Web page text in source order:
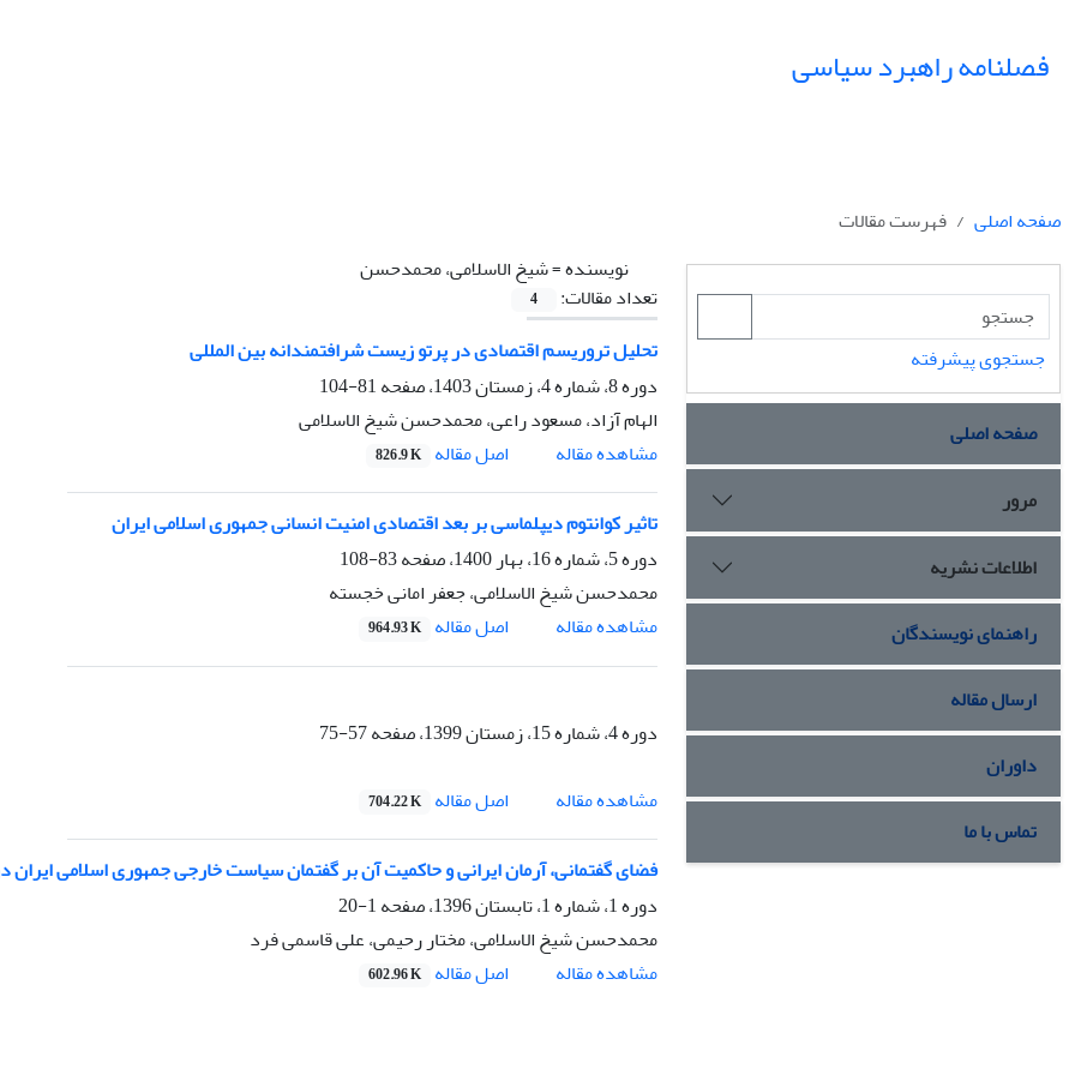
فصلنامه راهبرد سیاسی
صفحه اصلی
فهرست مقالات
نویسنده =شیخ الاسلامی، محمدحسن
تعداد مقالات:
4
تحلیل تروریسم اقتصادی در پرتو زیست شرافتمندانه بین المللی
دوره 8، شماره 4، زمستان 1403، صفحه
81-104
الهام آزاد، مسعود راعی، محمدحسن شیخ الاسلامی
مشاهده مقاله
اصل مقاله 826.9 K
تاثیر کوانتوم دیپلماسی بر بعد اقتصادی امنیت انسانی جمهوری اسلامی ایران
دوره 5، شماره 16، بهار 1400، صفحه
83-108
محمدحسن شیخ الاسلامی، جعفر امانی خجسته
مشاهده مقاله
اصل مقاله 964.93 K
دوره 4، شماره 15، زمستان 1399، صفحه
57-75
مشاهده مقاله
اصل مقاله 704.22 K
فضای گفتمانی، آرمان ایرانی و حاکمیت آن بر گفتمان سیاست خارجی جمهوری اسلامی ایران
دوره 1، شماره 1، تابستان 1396، صفحه
1-20
محمدحسن شیخ الاسلامی، مختار رحیمی، علی قاسمی فرد
مشاهده مقاله
اصل مقاله 602.96 K
جستجوی پیشرفته
صفحه اصلی
مرور
اطلاعات نشریه
راهنمای نویسندگان
ارسال مقاله
داوران
تماس با ما